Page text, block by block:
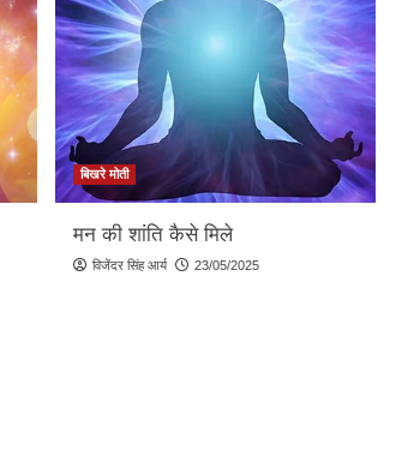
बिखरे मोती
मन की शांति कैसे मिले
विजेंदर सिंह आर्य 23/05/2025